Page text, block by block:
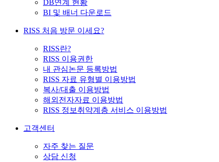
DB연계 현황
BI 및 배너 다운로드
RISS 처음 방문 이세요?
RISS란?
RISS 이용권한
내 관심논문 등록방법
RISS 자료 유형별 이용방법
복사/대출 이용방법
해외전자자료 이용방법
RISS 정보취약계층 서비스 이용방법
고객센터
자주 찾는 질문
상담 신청